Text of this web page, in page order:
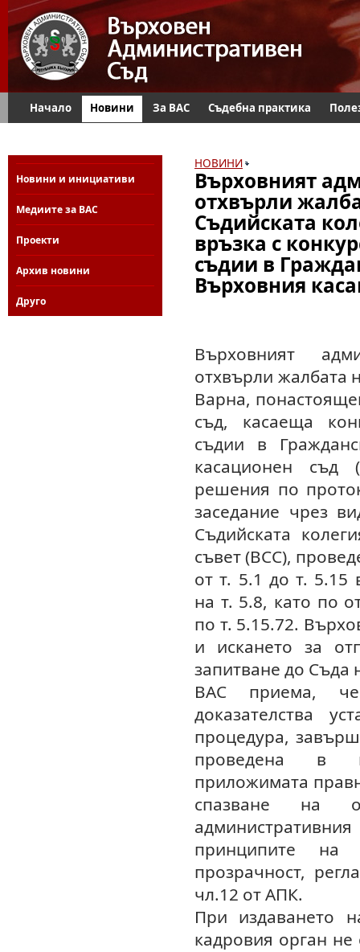
Начало Новини За ВАС Съдебна практика
Новини и инициативи
Медиите за ВАС
Проекти
Архив новини
Друго
НОВИНИ
Върховният
отхвърли
Съдийската
връзка с
съдии в
Върховния
Върховният
отхвърли жалбата
Варна,
съд, касаеща
съдии в
касационен съд
решения по
заседание чрез
Съдийската
съвет (ВСС),
от т. 5.1 до т. 5.15
на т. 5.8, като по
по т. 5.15.72.
и искането за
запитване до Съда
ВАС приема,
доказателства
процедура,
проведена в
приложимата
спазване на
принципите на
прозрачност,
чл.12 от АПК.
При издаването
кадровия орган